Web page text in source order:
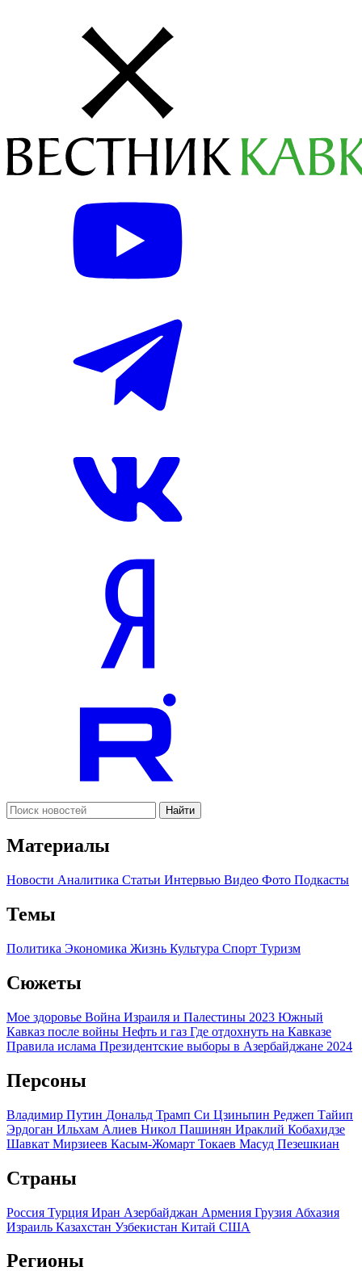
Найти
Материалы
Новости Аналитика Статьи Интервью Видео Фото Подкасты
Темы
Политика Экономика Жизнь Культура Спорт Туризм
Сюжеты
Мое здоровье Война Израиля и Палестины 2023 Южный
Кавказ после войны Нефть и газ Где отдохнуть на Кавказе
Правила ислама Президентские выборы в Азербайджане 2024
Персоны
Владимир Путин Дональд Трамп Си Цзиньпин Реджеп Тайип
Эрдоган Ильхам Алиев Никол Пашинян Ираклий Кобахидзе
Шавкат Мирзиеев Касым-Жомарт Токаев Масуд Пезешкиан
Страны
Россия Турция Иран Азербайджан Армения Грузия Абхазия
Израиль Казахстан Узбекистан Китай США
Регионы